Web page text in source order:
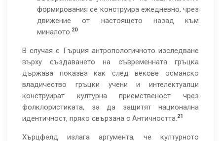
формирования се конструира ежедневно, чрез
движение от настоящето назад към
миналото.20
В случая с Гърция антропологичното изследване
върху създаването на съвременната гръцка
държава показва как след векове османско
владичество гръцки учени и интелектуалци
конструират културна приемственост чрез
фолклористиката, за да защитят национална
идентичност, пряко свързана с Античността.21
Хърцфелд излага аргумента, че културното